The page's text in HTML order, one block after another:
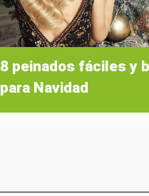
8 peinados fáciles y
para Navidad